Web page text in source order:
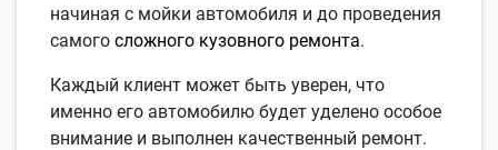
начиная с мойки автомобиля и до проведения
самого сложного кузовного ремонта.
Каждый клиент может быть уверен, что
именно его автомобилю будет уделено особое
внимание и выполнен качественный ремонт.